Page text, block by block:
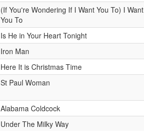
(If You're Wondering If I Want You To) I Want
You To
Is He in Your Heart Tonight
Iron Man
Here It is Christmas Time
St Paul Woman
Alabama Coldcock
Under The Milky Way